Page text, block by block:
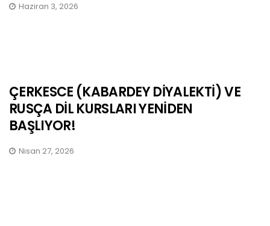
Haziran 3, 2026
ÇERKESCE (KABARDEY DİYALEKTİ) VE
RUSÇA DİL KURSLARI YENİDEN
BAŞLIYOR!
Nisan 27, 2026